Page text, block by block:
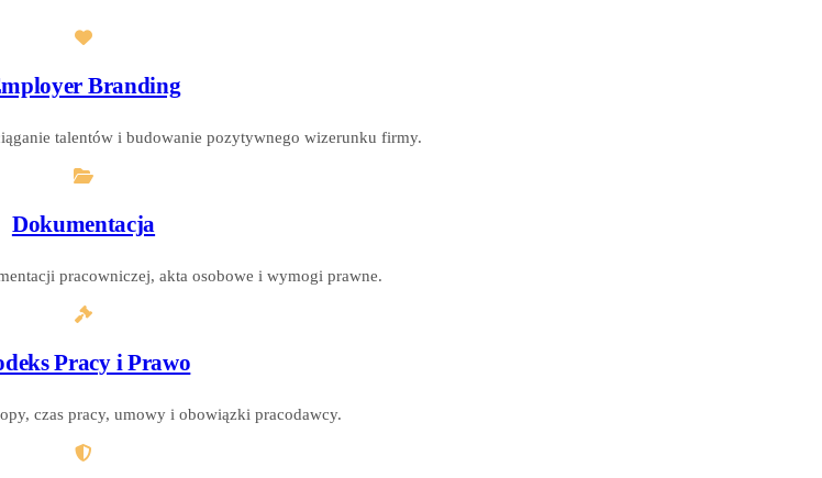
Branding
talentów i budowanie pozytywnego wizerunku firmy.
Dokumentacja
pracowniczej, akta osobowe i wymogi prawne.
Pracy i Prawo
czas pracy, umowy i obowiązki pracodawcy.